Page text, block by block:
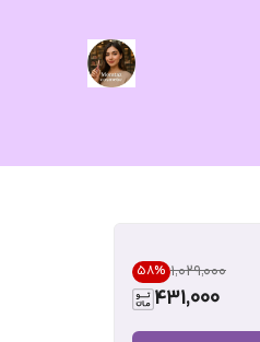
۱٬۰۲۹٬۰۰۰ 58%
431,000